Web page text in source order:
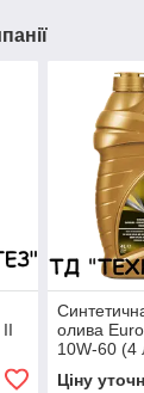
олива
10W-60 (4
Ціну